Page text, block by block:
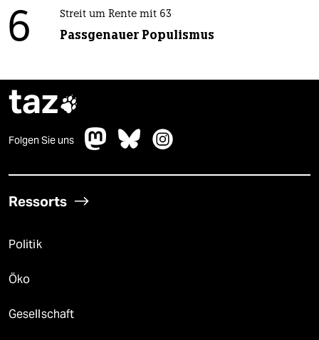
6 Streit um Rente mit 63
Passgenauer Populismus
taz
Folgen Sie uns
Ressorts
Politik
Öko
Gesellschaft